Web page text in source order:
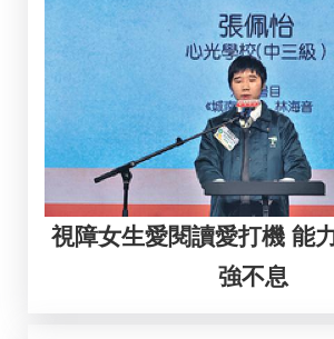
視障女生愛閱讀愛打機 能
強不息